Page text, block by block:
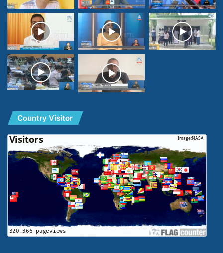
Country Visitor